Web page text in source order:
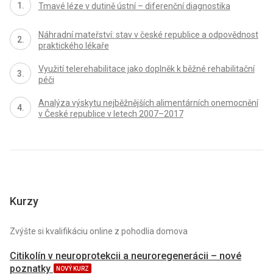
Tmavé léze v dutině ústní – diferenční diagnostika
Náhradní mateřství: stav v české republice a odpovědnost
praktického lékaře
Využití telerehabilitace jako doplněk k běžné rehabilitační
péči
Analýza výskytu nejběžnějších alimentárních onemocnění
v České republice v letech 2007–2017
Kurzy
Zvýšte si kvalifikáciu online z pohodlia domova
Citikolín v neuroprotekcii a neuroregenerácii – nové
poznatky
NOVÝ KURZ